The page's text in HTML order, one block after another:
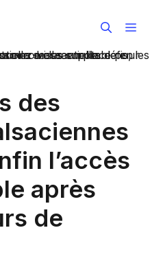
des
l’accès
après
de